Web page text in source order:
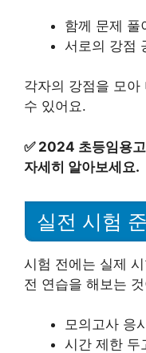
함께 문제 풀
서로의 강점
각자의 강점을 모
수 있어요.
✅ 2024 초등임용
자세히 알아보세요.
실전 시험
시험 전에는 실제
전 연습을 해보는
모의고사 응
시간 제한 두